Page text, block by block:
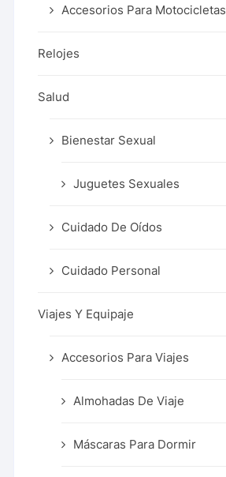
Accesorios Para Motocicletas
Relojes
Salud
Bienestar Sexual
Juguetes Sexuales
Cuidado De Oídos
Cuidado Personal
Viajes Y Equipaje
Accesorios Para Viajes
Almohadas De Viaje
Máscaras Para Dormir